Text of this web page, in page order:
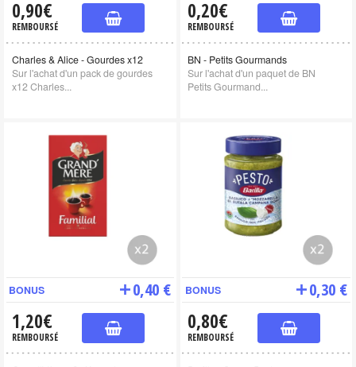
0,90€
REMBOURSÉ
Charles & Alice - Gourdes x12
Sur l'achat d'un pack de gourdes
x12 Charles...
0,20€
REMBOURSÉ
BN - Petits Gourmands
Sur l'achat d'un paquet de BN
Petits Gourmand...
BONUS 0,40 €
1,20€
REMBOURSÉ
BONUS 0,30 €
0,80€
REMBOURSÉ